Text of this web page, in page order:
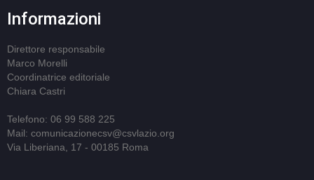
Informazioni
Direttore responsabile
Marco Morelli
Coordinatrice editoriale
Chiara Castri
Telefono: 06 99 588 225
Mail: comunicazionecsv@csvlazio.org
Via Liberiana, 17 - 00185 Roma